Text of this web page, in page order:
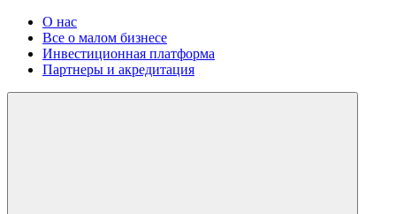
О нас
Все о малом бизнесе
Инвестиционная платформа
Партнеры и акредитация